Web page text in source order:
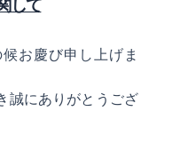
して
お慶び申し上げま
誠にありがとうござ